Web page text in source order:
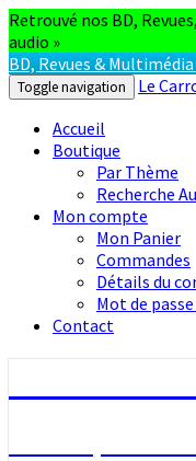
Retrouvé nos BD,
audio »
BD, Revues &
Toggle navigation
Le
Accueil
Boutique
Par Thème
Recherche
Mon compte
Mon Panier
Commandes
Détails du
Mot de
Contact